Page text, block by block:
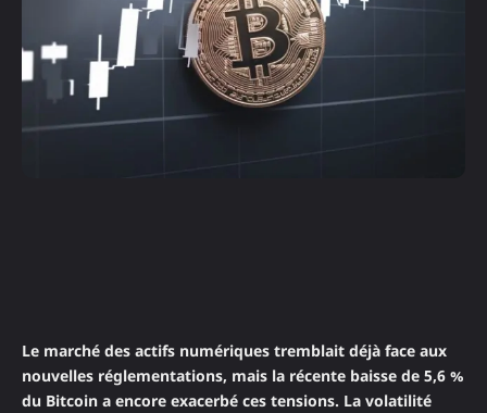
Le marché des actifs numériques tremblait déjà face aux
nouvelles réglementations, mais la récente baisse de 5,6 %
du Bitcoin a encore exacerbé ces tensions. La volatilité